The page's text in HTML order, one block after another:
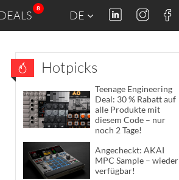
8
DE
Hotpicks
Teenage Engineering
Deal: 30 % Rabatt auf
alle Produkte mit
diesem Code – nur
noch 2 Tage!
Angecheckt: AKAI
MPC Sample – wieder
verfügbar!